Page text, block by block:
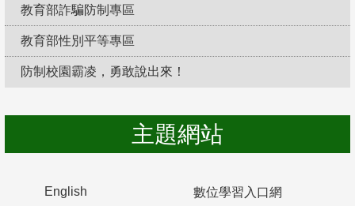
教育部詐騙防制專區
教育部性別平等專區
防制校園霸凌，勇敢說出來！
主題網站
English 數位學習入口網